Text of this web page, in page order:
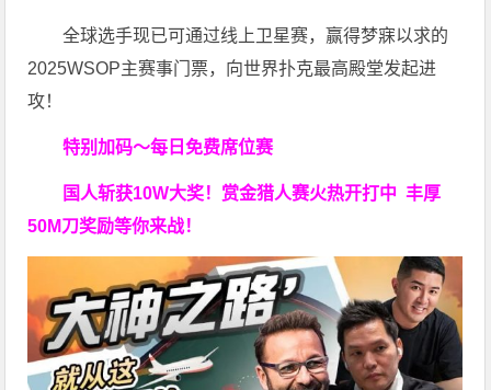
全球选手现已可通过线上卫星赛，赢得梦寐以求的
2025WSOP主赛事门票，向世界扑克最高殿堂发起进
攻！
特别加码～每日免费席位赛
国人斩获10W大奖！ 赏金猎人赛火热开打中 丰厚
50M刀奖励等你来战！